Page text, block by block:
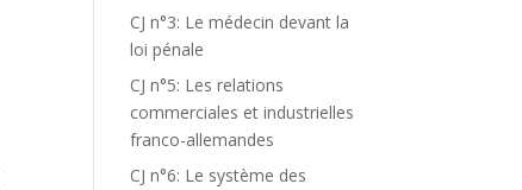
CJ n°3: Le médecin devant la
loi pénale
CJ n°5: Les relations
commerciales et industrielles
franco-allemandes
CJ n°6: Le système des